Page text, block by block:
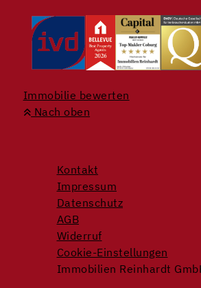
Nach oben
Immobilie bewerten
Kontakt
Impressum
Datenschutz
AGB
Widerruf
Cookie-Einstellungen
Immobilien Reinhardt